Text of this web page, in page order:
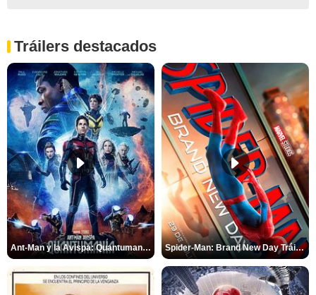
Tráilers destacados
Ant-Man y la Avispa: Quantumanía Tráiler (2) Spider-Man: Brand New Day Tráiler (3)